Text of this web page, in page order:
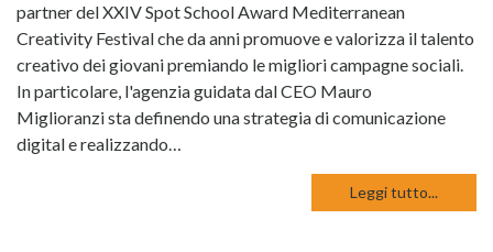
partner del XXIV Spot School Award Mediterranean
Creativity Festival che da anni promuove e valorizza il talento
creativo dei giovani premiando le migliori campagne sociali.
In particolare, l'agenzia guidata dal CEO Mauro
Miglioranzi sta definendo una strategia di comunicazione
digital e realizzando…
Leggi tutto...